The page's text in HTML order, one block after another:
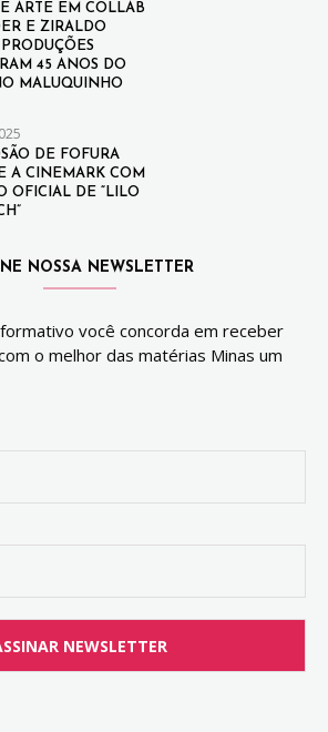
ARTE EM COLLAB
E ZIRALDO
45 ANOS DO
MALUQUINHO
DE FOFURA
A CINEMARK COM
OFICIAL DE “LILO
NOSSA NEWSLETTER
você concorda em receber
o melhor das matérias Minas um